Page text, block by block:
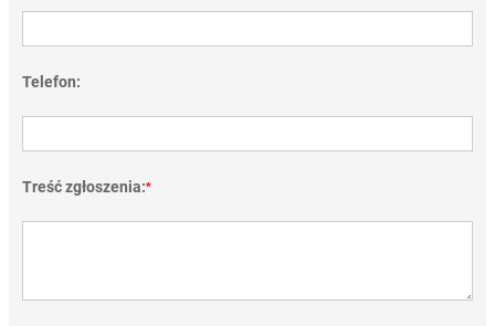
Telefon:
Treść zgłoszenia:*